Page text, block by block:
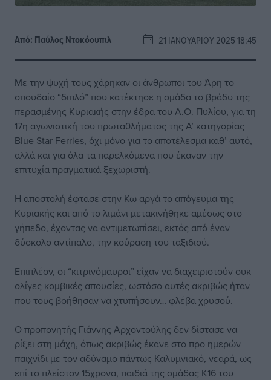
Από: Παύλος Nτοκόουπιλ 21 ΙΑΝΟΥΑΡΊΟΥ 2025 18:45
Με την ψυχή τους χάρηκαν οι άνθρωποι του Άρη το
σπουδαίο “διπλό” που κατέκτησε η ομάδα το βράδυ της
περασμένης Κυριακής στην έδρα του Α.Ο. Πυλίου, για τη
17η αγωνιστική του πρωταθλήματος της Α’ κατηγορίας
Blue Star Ferries, όχι μόνο για το αποτέλεσμα καθ’ αυτό,
αλλά και για όλα τα παρελκόμενα που έκαναν την
επιτυχία πραγματικά ξεχωριστή.
Η αποστολή έφτασε στην Κω αργά το απόγευμα της
Κυριακής και από το λιμάνι μετακινήθηκε αμέσως στο
γήπεδο, έχοντας να αντιμετωπίσει, εκτός από έναν
δύσκολο αντίπαλο, την κούραση του ταξιδιού.
Επιπλέον, οι “κιτρινόμαυροι” είχαν να διαχειριστούν ουκ
ολίγες κομβικές απουσίες, ωστόσο αυτές ακριβώς ήταν
που τους βοήθησαν να χτυπήσουν… φλέβα χρυσού.
Ο προπονητής Γιάννης Αρχοντούλης δεν δίστασε να
ρίξει στη μάχη, όπως ακριβώς έκανε στο προ ημερών
παιχνίδι με τον αδύναμο πάντως Καλυμνιακό, νεαρά, ως
επί το πλείστον 15χρονα, παιδιά της ομάδας Κ16 του